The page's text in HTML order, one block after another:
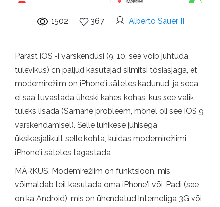
1502 367 Alberto Sauer II
Pärast iOS -i värskendusi (9, 10, see võib juhtuda
tulevikus) on paljud kasutajad silmitsi tõsiasjaga, et
modemirežiim on iPhone'i sätetes kadunud, ja seda
ei saa tuvastada üheski kahes kohas, kus see valik
tuleks lisada (Sarnane probleem, mõnel oli see iOS 9
värskendamisel). Selle lühikese juhisega
üksikasjalikult selle kohta, kuidas modemirežiimi
iPhone'i sätetes tagastada.
MÄRKUS. Modemirežiim on funktsioon, mis
võimaldab teil kasutada oma iPhone'i või iPadi (see
on ka Android), mis on ühendatud Internetiga 3G või